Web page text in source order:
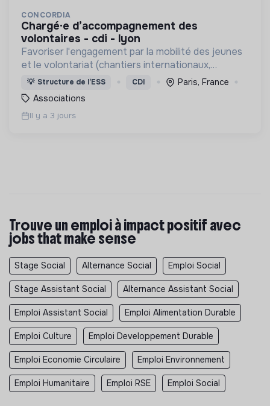
CONCORDIA
chargé·e d’accompagnement des
volontaires - cdi - lyon
Favoriser l'engagement par la mobilité des jeunes
et le volontariat (chantiers internationaux,
volontariats européens, Service Civique).
💡 Structure de l’ESS CDI
Paris, France
Associations
Il y a 3 jours
Trouve un emploi à impact positif avec
jobs that make sense
Stage Social Alternance Social Emploi Social
Stage Assistant Social Alternance Assistant Social
Emploi Assistant Social Emploi Alimentation Durable
Emploi Culture Emploi Developpement Durable
Emploi Economie Circulaire Emploi Environnement
Emploi Humanitaire Emploi RSE Emploi Social